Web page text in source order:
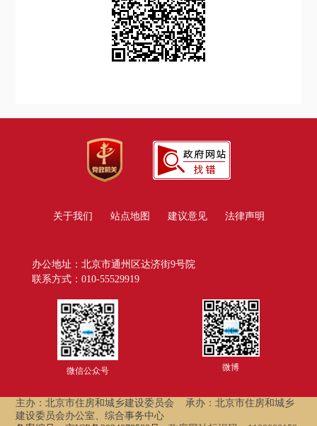
关于我们 站点地图 建议意见 法律声明
办公地址：北京市通州区达济街9号院
联系方式：010-55529919
微信公众号 微博
主办：北京市住房和城乡建设委员会
承办：北京市住房和城乡
建设委员会办公室、综合事务中心